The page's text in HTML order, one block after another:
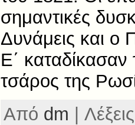
σημαντικές
Δυνάμεις και ο
Ε΄
τσάρος της
Από dm |